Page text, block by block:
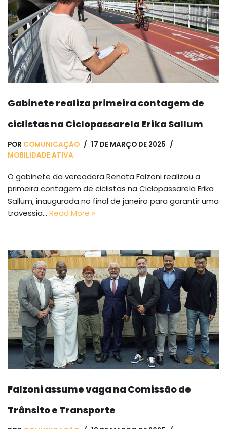
Gabinete realiza primeira contagem de
ciclistas na Ciclopassarela Erika Sallum
POR COMUNICAÇÃO
17 DE MARÇO DE 2025
MOBILIDADE ATIVA
O gabinete da vereadora Renata Falzoni realizou a
primeira contagem de ciclistas na Ciclopassarela Erika
Sallum, inaugurada no final de janeiro para garantir uma
travessia… Read More »
Falzoni assume vaga na Comissão de
Trânsito e Transporte